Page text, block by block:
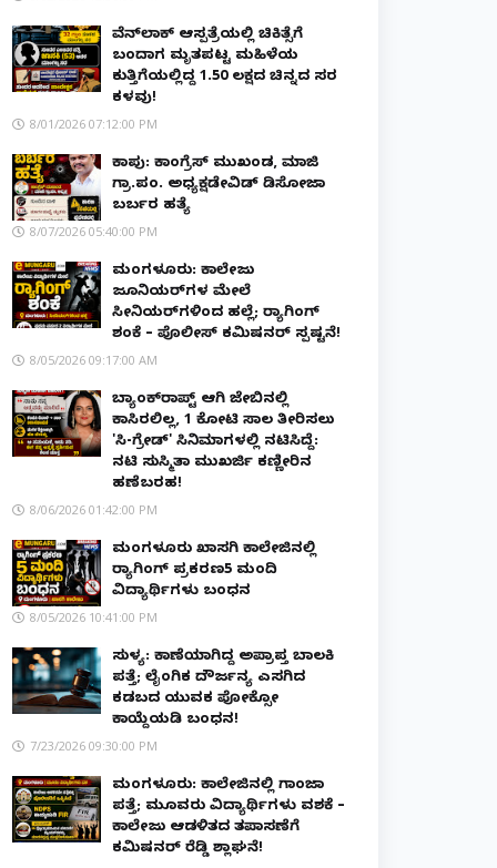
ವೆನ್‌ಲಾಕ್ ಆಸ್ಪತ್ರೆಯಲ್ಲಿ ಚಿಕಿತ್ಸೆಗೆ
ಬಂದಾಗ ಮೃತಪಟ್ಟ ಮಹಿಳೆಯ
ಕುತ್ತಿಗೆಯಲ್ಲಿದ್ದ ₹1.50 ಲಕ್ಷದ ಚಿನ್ನದ ಸರ
ಕಳವು!
8/01/2026 07:12:00 PM
ಕಾಪು: ಕಾಂಗ್ರೆಸ್ ಮುಖಂಡ, ಮಾಜಿ
ಗ್ರಾ.ಪಂ. ಅಧ್ಯಕ್ಷಡೇವಿಡ್ ಡಿಸೋಜಾ
ಬರ್ಬರ ಹತ್ಯೆ
8/07/2026 05:40:00 PM
ಮಂಗಳೂರು: ಕಾಲೇಜು
ಜೂನಿಯರ್‌ಗಳ ಮೇಲೆ
ಸೀನಿಯರ್‌ಗಳಿಂದ ಹಲ್ಲೆ; ರ‌್ಯಾಗಿಂಗ್
ಶಂಕೆ – ಪೊಲೀಸ್ ಕಮಿಷನರ್ ಸ್ಪಷ್ಟನೆ!
8/05/2026 09:17:00 AM
ಬ್ಯಾಂಕ್‌ರಾಪ್ಟ್‌ ಆಗಿ ಜೇಬಿನಲ್ಲಿ
ಕಾಸಿರಲಿಲ್ಲ, ₹1 ಕೋಟಿ ಸಾಲ ತೀರಿಸಲು
'ಸಿ-ಗ್ರೇಡ್' ಸಿನಿಮಾಗಳಲ್ಲಿ ನಟಿಸಿದ್ದೆ:
ನಟಿ ಸುಸ್ಮಿತಾ ಮುಖರ್ಜಿ ಕಣ್ಣೀರಿನ
ಹಣೆಬರಹ!
8/06/2026 01:42:00 PM
ಮಂಗಳೂರು ಖಾಸಗಿ ಕಾಲೇಜಿನಲ್ಲಿ
ರ‌್ಯಾಗಿಂಗ್ ಪ್ರಕರಣ5 ಮಂದಿ
ವಿದ್ಯಾರ್ಥಿಗಳು ಬಂಧನ
8/05/2026 10:41:00 PM
ಸುಳ್ಯ: ಕಾಣೆಯಾಗಿದ್ದ ಅಪ್ರಾಪ್ತ ಬಾಲಕಿ
ಪತ್ತೆ; ಲೈಂಗಿಕ ದೌರ್ಜನ್ಯ ಎಸಗಿದ
ಕಡಬದ ಯುವಕ ಪೋಕ್ಸೋ
ಕಾಯ್ದೆಯಡಿ ಬಂಧನ!
7/23/2026 09:30:00 PM
ಮಂಗಳೂರು: ಕಾಲೇಜಿನಲ್ಲಿ ಗಾಂಜಾ
ಪತ್ತೆ; ಮೂವರು ವಿದ್ಯಾರ್ಥಿಗಳು ವಶಕ್ಕೆ –
ಕಾಲೇಜು ಆಡಳಿತದ ತಪಾಸಣೆಗೆ
ಕಮಿಷನರ್ ರೆಡ್ಡಿ ಶ್ಲಾಘನೆ!